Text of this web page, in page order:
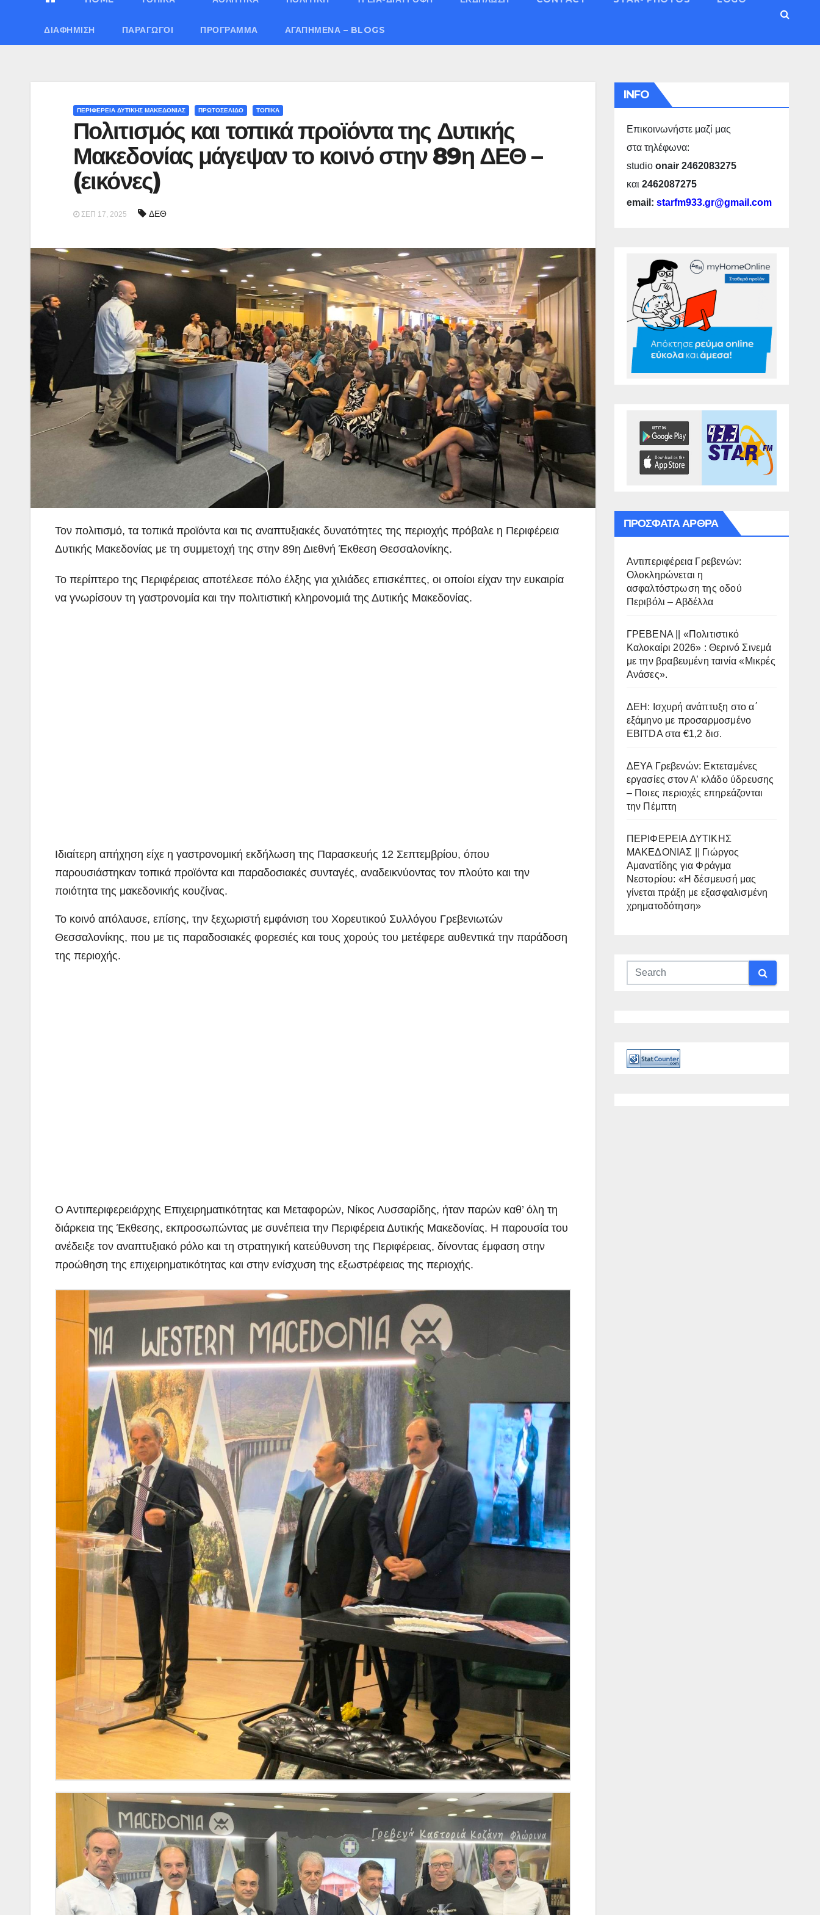
ΔΙΑΦΉΜΙΣΗ ΠΑΡΑΓΩΓΟΊ ΠΡΌΓΡΑΜΜΑ ΑΓΑΠΗΜΈΝΑ – BLOGS
ΠΕΡΙΦΕΡΕΙΑ ΔΥΤΙΚΗΣ ΜΑΚΕΔΟΝΙΑΣ ΠΡΩΤΟΣΕΛΙΔΟ ΤΟΠΙΚΑ
Πολιτισμός και τοπικά προϊόντα της Δυτικής
Μακεδονίας μάγεψαν το κοινό στην 89η ΔΕΘ –
(εικόνες)
ΣΕΠ 17, 2025 ΔΕΘ
Τον πολιτισμό, τα τοπικά προϊόντα και τις αναπτυξιακές δυνατότητες της περιοχής πρόβαλε η Περιφέρεια
Δυτικής Μακεδονίας με τη συμμετοχή της στην 89η Διεθνή Έκθεση Θεσσαλονίκης.
Το περίπτερο της Περιφέρειας αποτέλεσε πόλο έλξης για χιλιάδες επισκέπτες, οι οποίοι είχαν την ευκαιρία
να γνωρίσουν τη γαστρονομία και την πολιτιστική κληρονομιά της Δυτικής Μακεδονίας.
Ιδιαίτερη απήχηση είχε η γαστρονομική εκδήλωση της Παρασκευής 12 Σεπτεμβρίου, όπου
παρουσιάστηκαν τοπικά προϊόντα και παραδοσιακές συνταγές, αναδεικνύοντας τον πλούτο και την
ποιότητα της μακεδονικής κουζίνας.
Το κοινό απόλαυσε, επίσης, την ξεχωριστή εμφάνιση του Χορευτικού Συλλόγου Γρεβενιωτών
Θεσσαλονίκης, που με τις παραδοσιακές φορεσιές και τους χορούς του μετέφερε αυθεντικά την παράδοση
της περιοχής.
Ο Αντιπεριφερειάρχης Επιχειρηματικότητας και Μεταφορών, Νίκος Λυσσαρίδης, ήταν παρών καθ’ όλη τη
διάρκεια της Έκθεσης, εκπροσωπώντας με συνέπεια την Περιφέρεια Δυτικής Μακεδονίας. Η παρουσία του
ανέδειξε τον αναπτυξιακό ρόλο και τη στρατηγική κατεύθυνση της Περιφέρειας, δίνοντας έμφαση στην
προώθηση της επιχειρηματικότητας και στην ενίσχυση της εξωστρέφειας της περιοχής.
INFO
Επικοινωνήστε μαζί μας
στα τηλέφωνα:
studio onair 2462083275
και 2462087275
email: starfm933.gr@gmail.com
ΠΡΌΣΦΑΤΑ ΆΡΘΡΑ
Αντιπεριφέρεια Γρεβενών:
Ολοκληρώνεται η
ασφαλτόστρωση της οδού
Περιβόλι – Αβδέλλα
ΓΡΕΒΕΝΑ || «Πολιτιστικό
Καλοκαίρι 2026» : Θερινό Σινεμά
με την βραβευμένη ταινία «Μικρές
Ανάσες».
ΔΕΗ: Ισχυρή ανάπτυξη στο α΄
εξάμηνο με προσαρμοσμένο
EBITDA στα €1,2 δισ.
ΔΕΥΑ Γρεβενών: Εκτεταμένες
εργασίες στον Α’ κλάδο ύδρευσης
– Ποιες περιοχές επηρεάζονται
την Πέμπτη
ΠΕΡΙΦΕΡΕΙΑ ΔΥΤΙΚΗΣ
ΜΑΚΕΔΟΝΙΑΣ || Γιώργος
Αμανατίδης για Φράγμα
Νεστορίου: «Η δέσμευσή μας
γίνεται πράξη με εξασφαλισμένη
χρηματοδότηση»